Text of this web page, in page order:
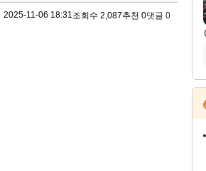
2025-11-06 18:31조회수 2,087추천 0댓글 0